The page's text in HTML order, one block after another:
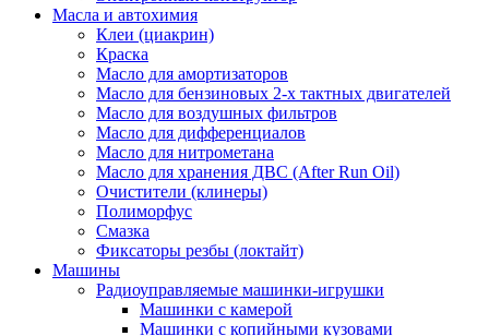
Масла и автохимия
Клеи (циакрин)
Краска
Масло для амортизаторов
Масло для бензиновых 2-х тактных двигателей
Масло для воздушных фильтров
Масло для дифференциалов
Масло для нитрометана
Масло для хранения ДВС (After Run Oil)
Очистители (клинеры)
Полиморфус
Смазка
Фиксаторы резбы (локтайт)
Машины
Радиоуправляемые машинки-игрушки
Машинки с камерой
Машинки с копийными кузовами